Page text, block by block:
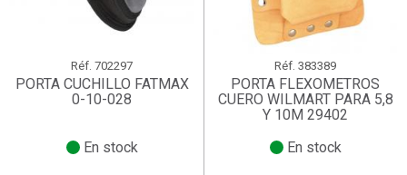
Réf. 702297
PORTA CUCHILLO FATMAX
0-10-028
En stock
Réf. 383389
PORTA FLEXOMETROS
CUERO WILMART PARA 5,8
Y 10M 29402
En stock